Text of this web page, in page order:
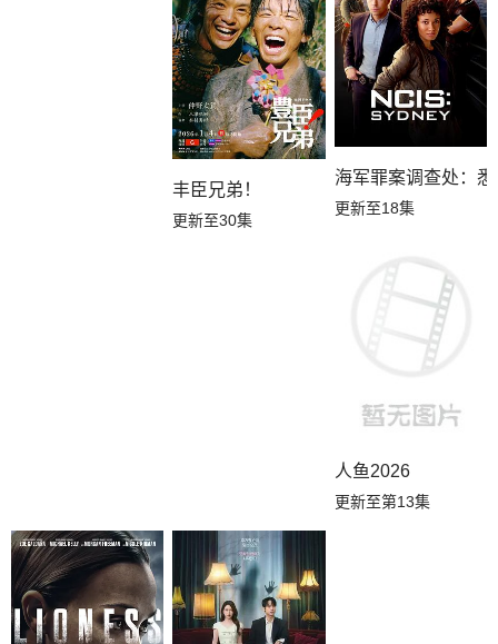
丰臣兄弟！
更新至30集
海军罪案调查处：
更新至18集
人鱼2026
更新至第13集